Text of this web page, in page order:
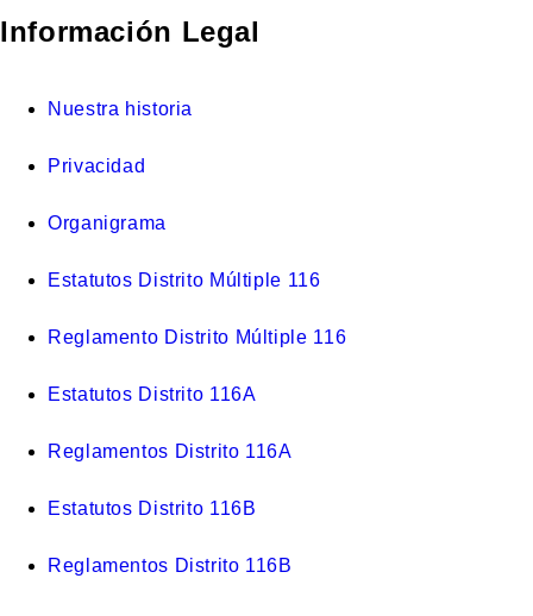
Información Legal
Nuestra historia
Privacidad
Organigrama
Estatutos Distrito Múltiple 116
Reglamento Distrito Múltiple 116
Estatutos Distrito 116A
Reglamentos Distrito 116A
Estatutos Distrito 116B
Reglamentos Distrito 116B